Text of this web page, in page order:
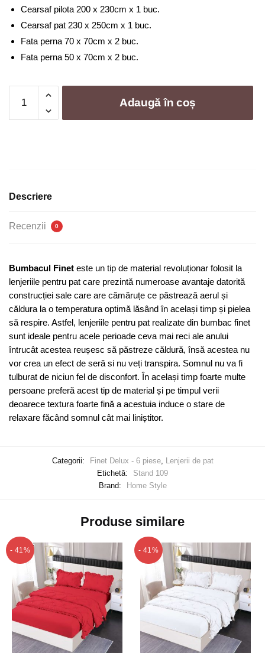
fost:
299,00 lei.
189,00 lei.
Cearsaf pilota 200 x 230cm x 1 buc.
Cearsaf pat 230 x 250cm x 1 buc.
Fata perna 70 x 70cm x 2 buc.
Fata perna 50 x 70cm x 2 buc.
Lenjerie
de
-
Adaugă în coș
Descriere
Recenzii 0
Bumbacul Finet este un tip de material revoluționar folosit la
lenjeriile pentru pat care prezintă numeroase avantaje datorită
construcției sale care are cămăruțe ce păstrează aerul și
căldura la o temperatura optimă lăsând în același timp și pielea
să respire. Astfel, lenjeriile pentru pat realizate din bumbac finet
sunt ideale pentru acele perioade ceva mai reci ale anului
întrucât acestea reușesc să păstreze căldură, însă acestea nu
vor crea un efect de seră si nu veți transpira. Somnul nu va fi
tulburat de niciun fel de disconfort. În același timp foarte multe
persoane preferă acest tip de material și pe timpul verii
deoarece textura foarte fină a acestuia induce o stare de
relaxare făcând somnul cât mai liniștitor.
Categorii: Finet Delux - 6 piese, Lenjerii de pat
Etichetă:
Stand 109
Brand:
Home Style
Produse similare
- 41% - 41%